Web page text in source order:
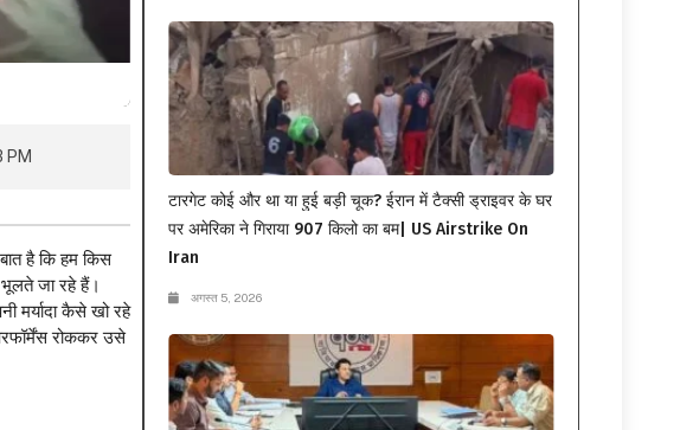
PM
है कि हम किस
भूलते जा रहे हैं।
मर्यादा कैसे खो रहे
रोककर उसे
टारगेट कोई और था या हुई बड़ी चूक? ईरान में टैक्सी ड्राइवर के घर
पर अमेरिका ने गिराया 907 किलो का बम| US Airstrike On
Iran
अगस्त 5, 2026